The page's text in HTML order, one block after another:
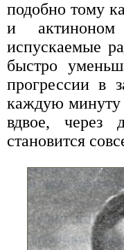
подобно тому
и актиноном
испускаемые
быстро
прогрессии в
каждую минуту
вдвое, через
становится